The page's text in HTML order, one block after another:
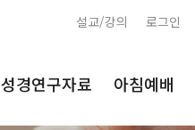
로그인
설교/강의
성경연구자료 아침예배